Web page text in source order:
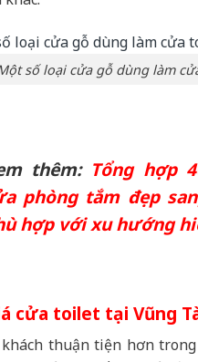
số loại cửa gỗ dùng làm
thêm: Tổng hợp
phòng tắm đẹp
hợp với xu hướng
cửa toilet tại Vũng
thuận tiện hơn trong